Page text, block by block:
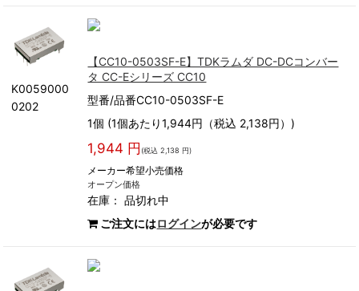
K0059000
0202
【CC10-0503SF-E】TDKラムダ DC-DCコンバー
タ CC-Eシリーズ CC10
型番/品番CC10-0503SF-E
1個 (1個あたり1,944円（税込 2,138円）)
1,944 円 (税込 2,138 円)
メーカー希望小売価格
オープン価格
在庫：品切れ中
ご注文にはログインが必要です